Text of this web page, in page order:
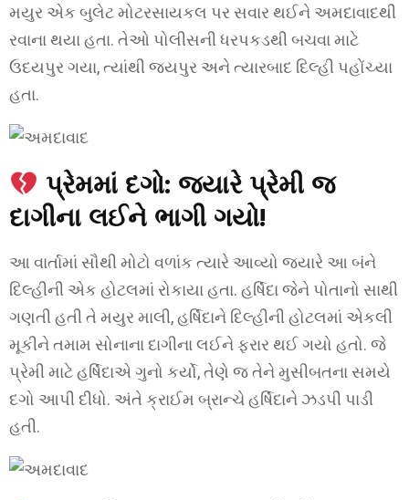
મયુર એક બુલેટ મોટરસાયકલ પર સવાર થઈને અમદાવાદથી
રવાના થયા હતા. તેઓ પોલીસની ધરપકડથી બચવા માટે
ઉદયપુર ગયા, ત્યાંથી જયપુર અને ત્યારબાદ દિલ્હી પહોંચ્યા
હતા.
પ્રેમમાં દગો: જ્યારે પ્રેમી જ
દાગીના લઈને ભાગી ગયો!
આ વાર્તામાં સૌથી મોટો વળાંક ત્યારે આવ્યો જ્યારે આ બંને
દિલ્હીની એક હોટલમાં રોકાયા હતા. હર્ષિદા જેને પોતાનો સાથી
ગણતી હતી તે મયુર માલી, હર્ષિદાને દિલ્હીની હોટલમાં એકલી
મૂકીને તમામ સોનાના દાગીના લઈને ફરાર થઈ ગયો હતો. જે
પ્રેમી માટે હર્ષિદાએ ગુનો કર્યો, તેણે જ તેને મુસીબતના સમયે
દગો આપી દીધો. અંતે ક્રાઈમ બ્રાન્ચે હર્ષિદાને ઝડપી પાડી
હતી.